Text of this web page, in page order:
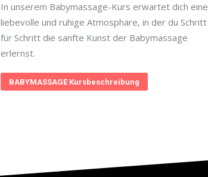
In unserem Babymassage-Kurs erwartet dich eine
liebevolle und ruhige Atmosphäre, in der du Schritt
für Schritt die sanfte Kunst der Babymassage
erlernst.
BABYMASSAGE Kursbeschreibung